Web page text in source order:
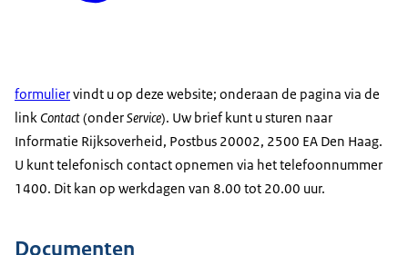
formuliervindt u op deze website; onderaan de pagina via de
link Contact(onderService). Uw brief kunt u sturen naar
Informatie Rijksoverheid, Postbus 20002, 2500 EA Den Haag.
U kunt telefonisch contact opnemen via het telefoonnummer
1400. Dit kan op werkdagen van 8.00 tot 20.00 uur.
Documenten